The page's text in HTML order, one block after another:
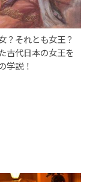
？それとも女王？
古代日本の女王を
学説！